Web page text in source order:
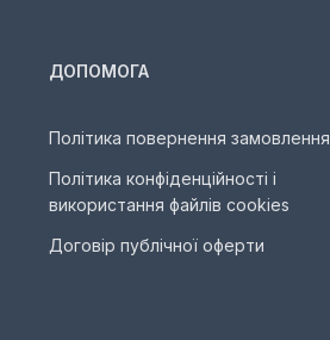
ДОПОМОГА
Політика повернення замовлення
Політика конфіденційності і
використання файлів cookies
Договір публічної оферти